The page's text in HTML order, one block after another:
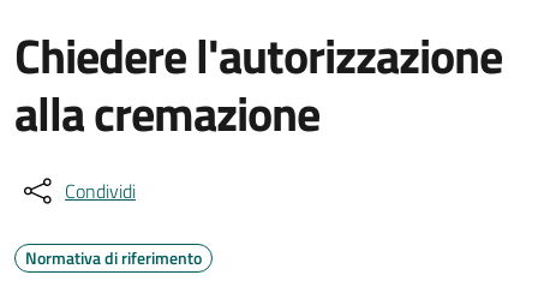
Chiedere l'autorizzazione
alla cremazione
Condividi
Normativa di riferimento